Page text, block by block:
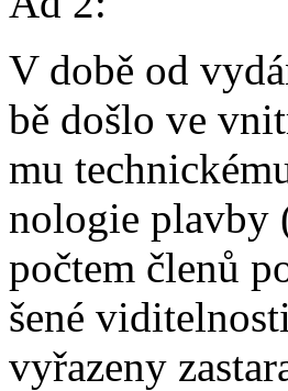
V době od
bě došlo ve
mu
nologie plavby
počtem členů
šené
vyřazeny